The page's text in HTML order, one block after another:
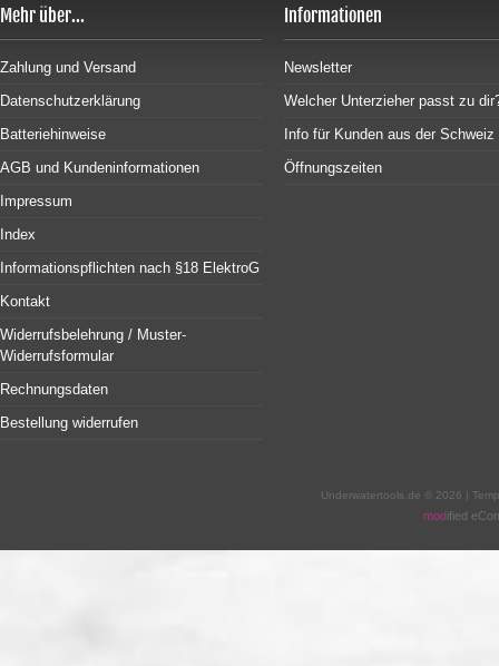
Mehr über...
Zahlung und Versand
Datenschutzerklärung
Batteriehinweise
AGB und Kundeninformationen
Impressum
Index
Informationspflichten nach §18 ElektroG
Kontakt
Widerrufsbelehrung / Muster-
Widerrufsformular
Rechnungsdaten
Bestellung widerrufen
Informationen
Newsletter
Welcher Unterzieher passt zu
Info für Kunden aus der Schweiz
Öffnungszeiten
Underwatertools.de © 2026 |
modified